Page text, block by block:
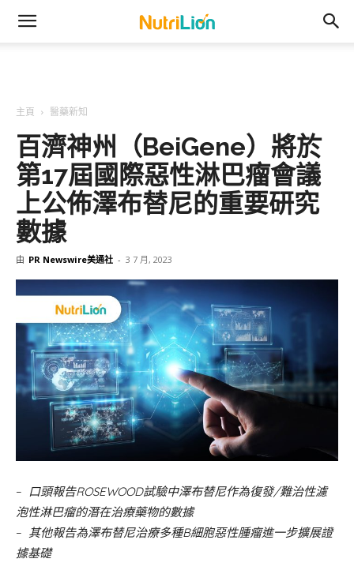
主頁 醫藥新知
百濟神州（BeiGene）將於
第17屆國際惡性淋巴瘤會議
上公佈澤布替尼的重要研究
數據
由 PR Newswire美通社 - 3 7 月, 2023
– 口頭報告ROSEWOOD試驗中澤布替尼作為復發/難治性濾
泡性淋巴瘤的潛在治療藥物的數據
– 其他報告為澤布替尼治療多種B細胞惡性腫瘤進一步擴展證
據基礎